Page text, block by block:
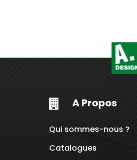
 A Propos
Qui sommes-nous ?
Catalogues